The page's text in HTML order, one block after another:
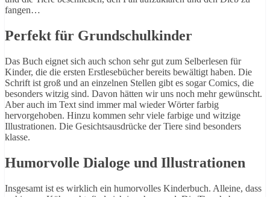
fangen…
Perfekt für Grundschulkinder
Das Buch eignet sich auch schon sehr gut zum Selberlesen für
Kinder, die die ersten Erstlesebücher bereits bewältigt haben. Die
Schrift ist groß und an einzelnen Stellen gibt es sogar Comics, die
besonders witzig sind. Davon hätten wir uns noch mehr gewünscht.
Aber auch im Text sind immer mal wieder Wörter farbig
hervorgehoben. Hinzu kommen sehr viele farbige und witzige
Illustrationen. Die Gesichtsausdrücke der Tiere sind besonders
klasse.
Humorvolle Dialoge und Illustrationen
Insgesamt ist es wirklich ein humorvolles Kinderbuch. Alleine, dass